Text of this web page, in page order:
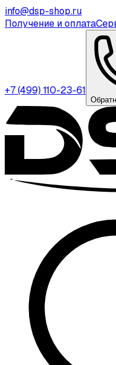
info@dsp-shop.ru
Получение и оплата
+7 (499) 110-23-61